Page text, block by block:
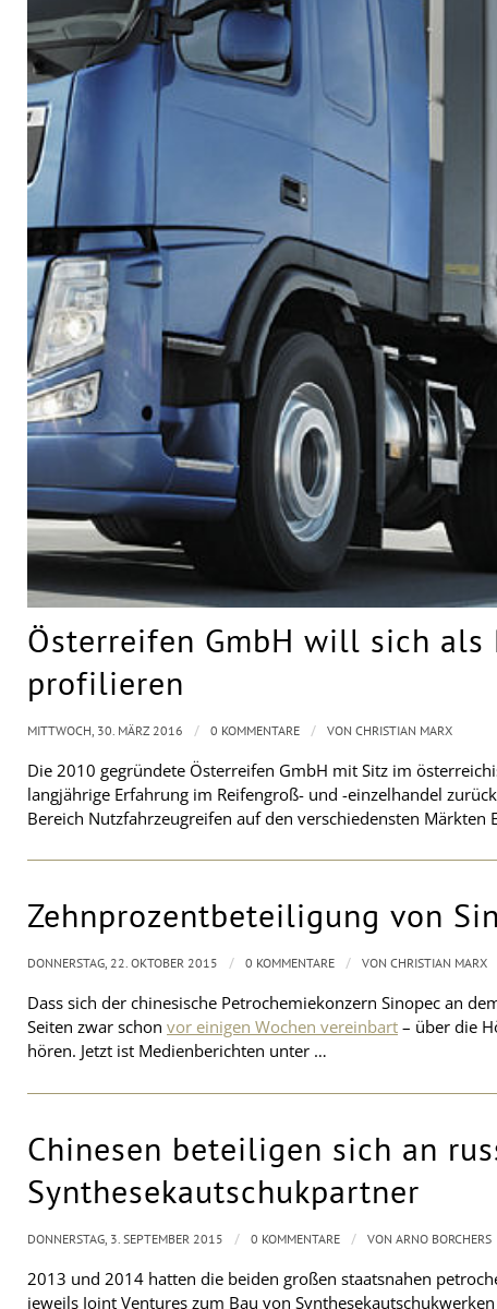
Österreifen GmbH will sich
profilieren
Die 2010 gegründete Österreifen GmbH mit Sitz im
langjährige Erfahrung im Reifengroß- und -einzelhandel
Bereich Nutzfahrzeugreifen auf den verschiedensten Märkten
MITTWOCH, 30. MÄRZ 2016 / 0 KOMMENTARE / VON CHRISTIAN MARX
Zehnprozentbeteiligung von
Dass sich der chinesische Petrochemiekonzern Sinopec an
Seiten zwar schon vor einigen Wochen vereinbart – über die
hören. Jetzt ist Medienberichten unter …
DONNERSTAG, 22. OKTOBER 2015 / 0 KOMMENTARE / VON CHRISTIAN MARX
Chinesen beteiligen sich an
Synthesekautschukpartner
2013 und 2014 hatten die beiden großen staatsnahen
jeweils Joint Ventures zum Bau von
DONNERSTAG, 3. SEPTEMBER 2015 / 0 KOMMENTARE / VON ARNO BORCHERS